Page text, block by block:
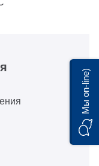
Мы on-line)